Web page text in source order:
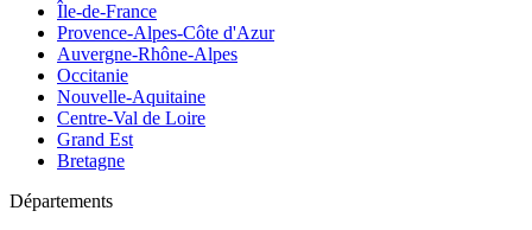
Île-de-France
Provence-Alpes-Côte d'Azur
Auvergne-Rhône-Alpes
Occitanie
Nouvelle-Aquitaine
Centre-Val de Loire
Grand Est
Bretagne
Départements